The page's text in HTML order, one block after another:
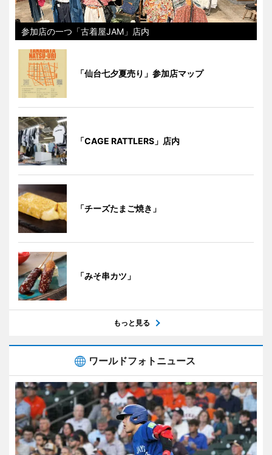
参加店の一つ「古着屋JAM」店内
「仙台七夕夏売り」参加店マップ
「CAGE RATTLERS」店内
「チーズたまご焼き」
「みそ串カツ」
もっと見る
ワールドフォトニュース